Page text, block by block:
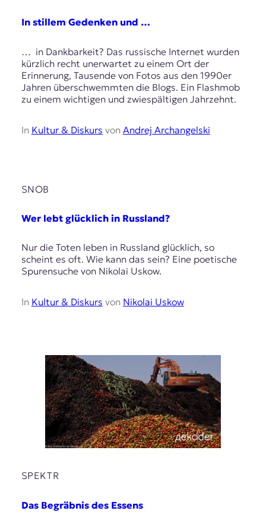
In stillem Gedenken und …
… in Dankbarkeit? Das russische Internet wurden
kürzlich recht unerwartet zu einem Ort der
Erinnerung, Tausende von Fotos aus den 1990er
Jahren überschwemmten die Blogs. Ein Flashmob
zu einem wichtigen und zwiespältigen Jahrzehnt.
In Kultur & Diskurs von Andrej Archangelski
SNOB
Wer lebt glücklich in Russland?
Nur die Toten leben in Russland glücklich, so
scheint es oft. Wie kann das sein? Eine poetische
Spurensuche von Nikolai Uskow.
In Kultur & Diskurs von Nikolai Uskow
SPEKTR
Das Begräbnis des Essens